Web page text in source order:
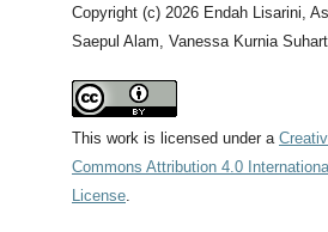
Copyright (c) 2026 Endah Lisarini,
Saepul Alam, Vanessa Kurnia
This work is licensed under a
Commons Attribution 4.0
License.